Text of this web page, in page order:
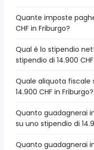
Quante imposte
CHF in Friburgo?
Qual è lo stipendio
stipendio di 14.900
Quale aliquota fiscale
14.900 CHF in Friburgo?
Quanto guadagnerai
su uno stipendio di
Quanto guadagnerai